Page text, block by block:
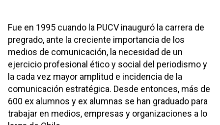
Fue en 1995 cuando la PUCV inauguró la carrera de
pregrado, ante la creciente importancia de los
medios de comunicación, la necesidad de un
ejercicio profesional ético y social del periodismo y
la cada vez mayor amplitud e incidencia de la
comunicación estratégica. Desde entonces, más de
600 ex alumnos y ex alumnas se han graduado para
trabajar en medios, empresas y organizaciones a lo